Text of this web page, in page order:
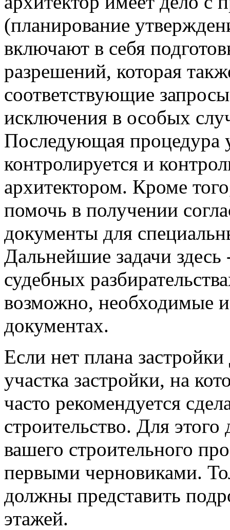
(планирование
включают в себя
разрешений, которая
соответствующие
исключения в особых
Последующая процедура
контролируется и
архитектором. Кроме
помочь в получении
документы для
Дальнейшие задачи
судебных
возможно, необходимые
документах.
Если нет плана
участка застройки, на
часто рекомендуется
строительство. Для
вашего строительного
первыми черновиками.
должны представить
этажей.